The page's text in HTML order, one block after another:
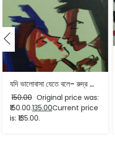
যদি ভালোবাসা যেতে বলে- রুদ্র গোস্বামী
150.00 Original price was:
₹150.00.135.00Current price
is: ₹135.00.